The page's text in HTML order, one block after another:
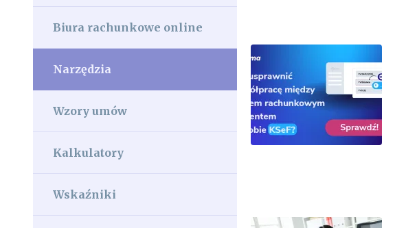
Biura rachunkowe online
Narzędzia
Wzory umów
Kalkulatory
Wskaźniki